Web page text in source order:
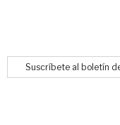
Suscríbete al boletín de